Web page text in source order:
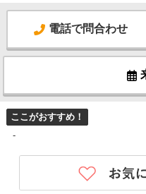
電話で問合わせ
ここがおすすめ！
-